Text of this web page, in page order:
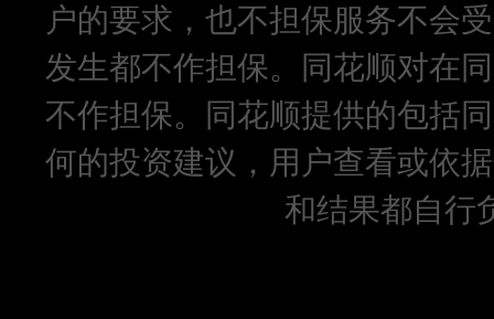
户的要求，也不担保服务不会
发生都不作担保。同花顺对在
不作担保。同花顺提供的包括
何的投资建议，用户查看或依
和结果都自行